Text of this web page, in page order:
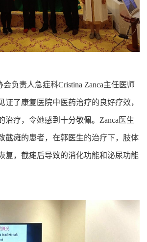
负责人急症科Cristina Zanca主任医师
证了康复医院中医药治疗的良好疗效，
治疗，令她感到十分敬佩。Zanca医生
截瘫的患者，在郭医生的治疗下，肢体
复，截瘫后导致的消化功能和泌尿功能